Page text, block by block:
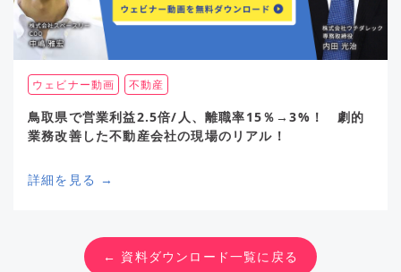
ウェビナー動画 不動産
鳥取県で営業利益2.5倍/人、離職率15％→3%！ 劇的
業務改善した不動産会社の現場のリアル！
詳細を見る →
← 資料ダウンロード一覧に戻る